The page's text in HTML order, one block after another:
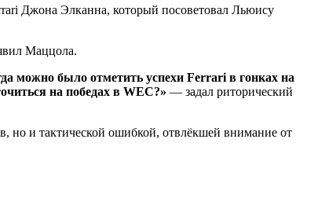
Джона Элканна, который посоветовал Льюису
Маццола.
можно было отметить успехи Ferrari в гонках на
на победах в WEC?» — задал риторический
но и тактической ошибкой, отвлёкшей внимание от